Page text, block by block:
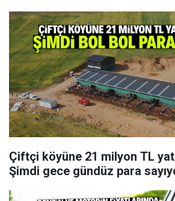
Çiftçi köyüne 21 milyon TL
Şimdi gece gündüz para